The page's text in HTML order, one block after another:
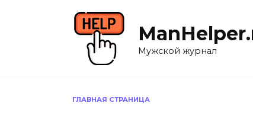
Мужской журнал
ГЛАВНАЯ СТРАНИЦА